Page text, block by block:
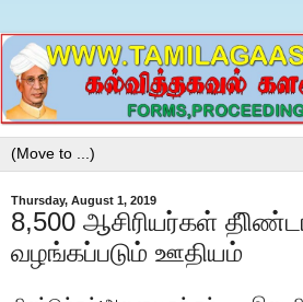
Thursday, August 1, 2019
8,500 ஆசிரியர்கள்
வழங்கப்படும் ஊதியம்